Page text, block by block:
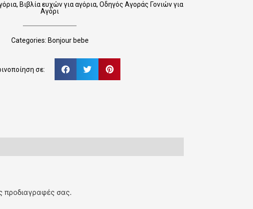
, Βιβλία ευχών για αγόρια, Οδηγός Αγοράς Γονιών για
Αγόρι
Categories: Bonjour bebe
σε:
προδιαγραφές σας.